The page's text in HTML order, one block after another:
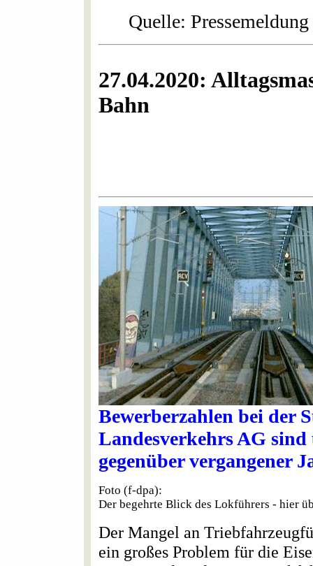
Quelle:
27.04.2020:
Bahn
Bewerberzahlen bei der
Landesverkehrs AG
gegenüber vergangener
Foto (f-dpa):
Der begehrte Blick des Lokführers - hier
Der Mangel an
ein großes Problem für die